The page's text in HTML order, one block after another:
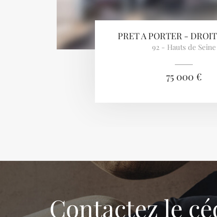
PRET A PORTER -
92 - Hauts de Seine
75 000 €
Contactez le